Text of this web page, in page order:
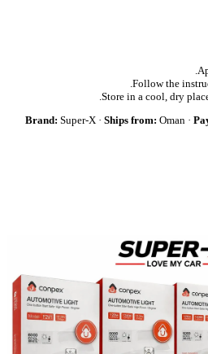
Follow the
Store in a cool, dry
Brand: Super-X · Ships from: Oman ·